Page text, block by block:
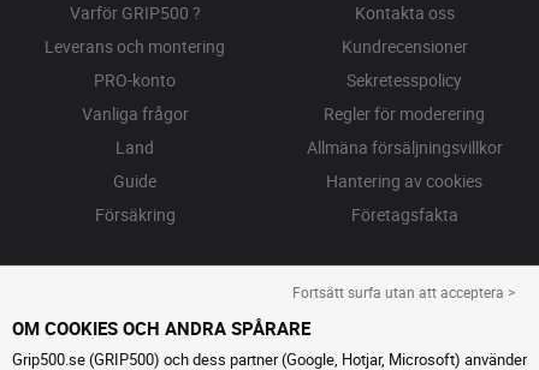
Varför GRIP500 ?
Leverans och montering
PRO-konto
Vanliga frågor
Land
Guide
Försäkring
Kontakta oss
Kundrecensioner
Sekretesspolicy
Regler för moderering
Allmäna försäljningsvillkor
Hantering av cookies
Företagsfakta
Fortsätt surfa utan att acceptera >
OM COOKIES OCH ANDRA SPÅRARE
Grip500.se (GRIP500) och dess partner (Google, Hotjar, Microsoft) använder